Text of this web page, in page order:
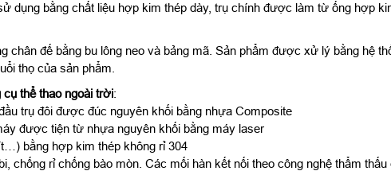
dụng bằng chất liệu hợp kim thép dày, trụ chính được làm từ ống hợp
chân đế bằng bu lông neo và bảng mã. Sản phẩm được xử lý bằng hệ
thọ của sản phẩm.
cụ thể thao ngoài trời:
trụ đôi được đúc nguyên khối bằng nhựa Composite
được tiện từ nhựa nguyên khối bằng máy laser
bằng hợp kim thép không rỉ 304
chống rỉ chống bào mòn. Các mối hàn kết nối theo công nghệ thẩm